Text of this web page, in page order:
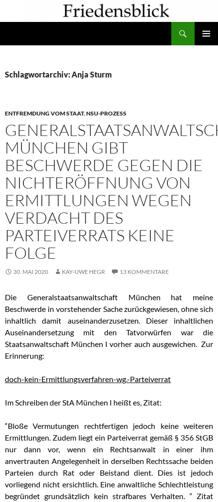
Schlagwortarchiv: Anja Sturm
ENTFREMDUNG VOM STAAT,NSU-PROZESS
MÜNCHEN GIBT
BESCHWERDE GEGEN DIE
NICHTERÖFFNUNG VON
ERMITTLUNGEN WEGEN
VERDACHT DES
PARTEIVERRATS KEINE
FOLGE
30. MAI 2020 KAY-UWE HEGR 13 KOMMENTARE
Die Generalstaatsanwaltschaft München hat meine
Beschwerde in vorstehender Sache zurückgewiesen, ohne sich
inhaltlich damit auseinanderzusetzen. Dieser inhaltlichen
Auseinandersetzung mit den Tatvorwürfen war die
Staatsanwaltschaft München I vorher auch ausgewichen. Zur
Erinnerung:
doch-kein-Ermittlungsverfahren-wg.-Parteiverrat
Im Schreiben der StA München I heißt es, Zitat:
“Bloße Vermutungen rechtfertigen jedoch keine weiteren
Ermittlungen. Zudem liegt ein Parteiverrat gemäß § 356 StGB
nur dann vor, wenn ein Rechtsanwalt in einer ihm
anvertrauten Angelegenheit in derselben Rechtssache beiden
Parteien durch Rat oder Beistand dient. Dies ist jedoch
vorliegend nicht ersichtlich. Eine anwaltliche Schlechtleistung
begründet grundsätzlich kein strafbares Verhalten. ” Zitat